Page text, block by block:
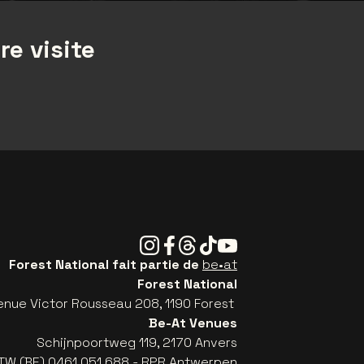
visite
Instagram
Facebook
Threads
TiktokYoutube
Forest National fait partie de be•at
Forest National
Victor Rousseau 208, 1190 Forest
Be-At Venues
Schijnpoortweg 119, 2170 Anvers